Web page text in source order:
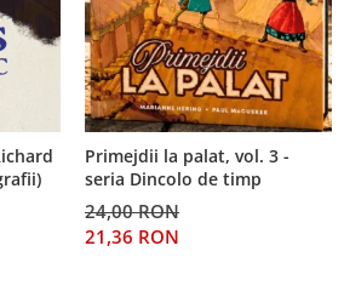
Primejdii la palat, vol. 3 -
seria Dincolo de timp
24,00 RON
21,36 RON